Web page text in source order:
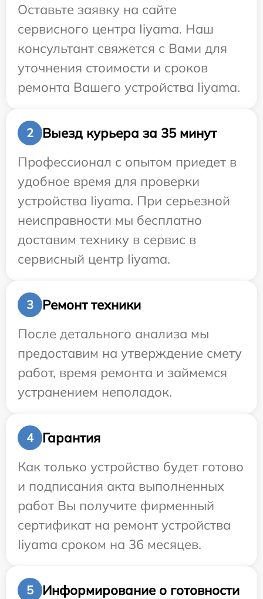
Оставьте заявку на сайте
сервисного центра Iiyama. Наш
консультант свяжется с Вами для
уточнения стоимости и сроков
ремонта Вашего устройства Iiyama.
2
Выезд курьера за 35 минут
Профессионал с опытом приедет в
удобное время для проверки
устройства Iiyama. При серьезной
неисправности мы бесплатно
доставим технику в сервис в
сервисный центр Iiyama.
3
Ремонт техники
После детального анализа мы
предоставим на утверждение смету
работ, время ремонта и займемся
устранением неполадок.
4
Гарантия
Как только устройство будет готово
и подписания акта выполненных
работ Вы получите фирменный
сертификат на ремонт устройства
Iiyama сроком на 36 месяцев.
5
Информирование о готовности